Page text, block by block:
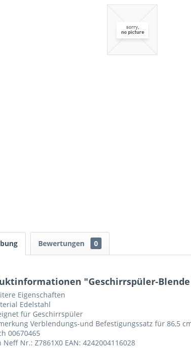
Bewertungen 0
"Geschirrspüler-Blende
Eigenschaften
Edelstahl
für Geschirrspüler
Verblendungs-und Befestigungssatz für 86,5
00670465
Neff Nr.: Z7861X0 EAN: 4242004116028